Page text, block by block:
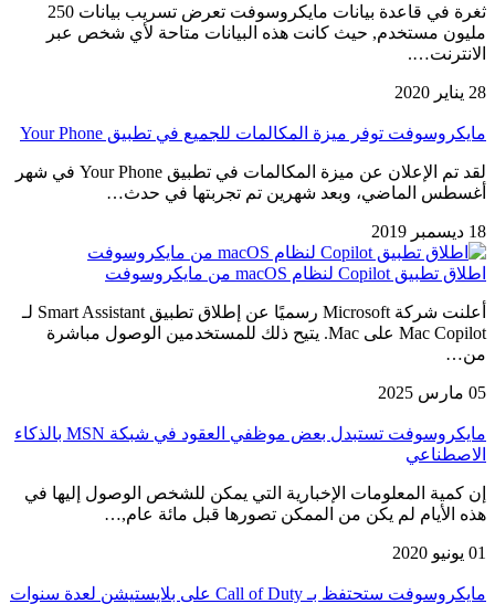
ثغرة في قاعدة بيانات مايكروسوفت تعرض تسريب بيانات 250
مليون مستخدم, حيث كانت هذه البيانات متاحة لأي شخص عبر
الانترنت….
28 يناير 2020
مايكروسوفت توفر ميزة المكالمات للجميع في تطبيق Your Phone
لقد تم الإعلان عن ميزة المكالمات في تطبيق Your Phone في شهر
أغسطس الماضي، وبعد شهرين تم تجربتها في حدث…
18 ديسمبر 2019
اطلاق تطبيق Copilot لنظام macOS من مايكروسوفت
أعلنت شركة Microsoft رسميًا عن إطلاق تطبيق Smart Assistant لـ
Mac Copilot على Mac. يتيح ذلك للمستخدمين الوصول مباشرة
من…
05 مارس 2025
مايكروسوفت تستبدل بعض موظفي العقود في شبكة MSN بالذكاء
الاصطناعي
إن كمية المعلومات الإخبارية التي يمكن للشخص الوصول إليها في
هذه الأيام لم يكن من الممكن تصورها قبل مائة عام,…
01 يونيو 2020
مايكروسوفت ستحتفظ بـ Call of Duty على بلايستيشن لعدة سنوات